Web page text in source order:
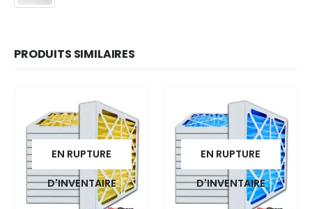
PRODUITS SIMILAIRES
EN RUPTURE
D'INVENTAIRE
EN RUPTURE
D'INVENTAIRE